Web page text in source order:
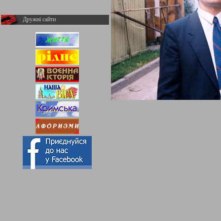
Дружні сайти